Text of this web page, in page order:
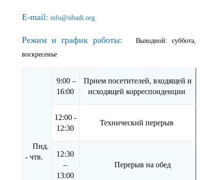
E-mail: info@sibadi.org
Режим и график работы:
Выходной: суббота,
воскресенье
Пнд.
- чтв.
9:00 –
16:00
Прием посетителей, входящей и
исходящей корреспонденции
12:00 -
12:30
Технический перерыв
12:30
–
13:00
Перерыв на обед